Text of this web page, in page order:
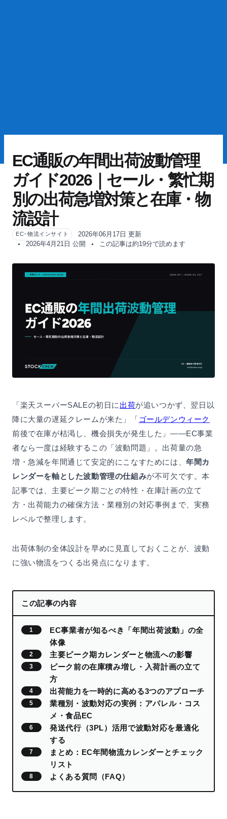
EC通販の年間出荷波動管理
ガイド2026｜セール・繁忙期
別の出荷急増対策と在庫・物
流設計
EC･物流インサイト
2026年06月17日 更新
2026年4月21日 公開
この記事は約19分で読めます
「楽天スーパーSALEの初日に 出荷が追いつかず、翌日以
降に大量の遅延クレームが来た」「 ゴールデンウィーク
前後で在庫が枯渇し、機会損失が発生した」——EC事業
者なら一度は経験するこの「波動問題」。出荷量の急
増・急減を年間通じて安定的にこなすためには、年間カ
レンダーを軸とした波動管理の仕組みが不可欠です。本
記事では、主要ピーク期ごとの特性・在庫計画の立て
方・出荷能力の確保方法・業種別の対応事例まで、実務
レベルで整理します。
出荷体制の全体設計を早めに見直しておくことが、波動
に強い物流をつくる出発点になります。
この記事の内容
EC事業者が知るべき「年間出荷波動」の全
体像
主要ピーク期カレンダーと物流への影響
ピーク前の在庫積み増し・入荷計画の立て
方
出荷能力を一時的に高める3つのアプローチ
業種別・波動対応の実例：アパレル・コス
メ・食品EC
発送代行（3PL）活用で波動対応を最適化
する
まとめ：EC年間物流カレンダーとチェック
リスト
よくある質問（FAQ）